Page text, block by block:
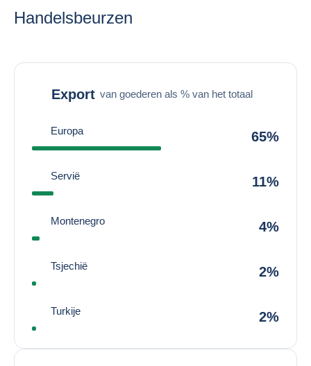
Handelsbeurzen
Export van goederen als % van het totaal
Europa 65%
Servië 11%
Montenegro 4%
Tsjechië 2%
Turkije 2%